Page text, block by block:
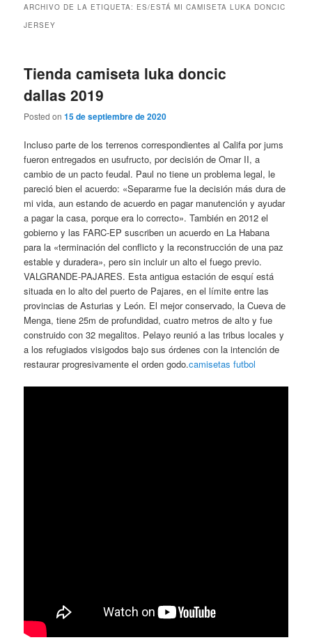
ARCHIVO DE LA ETIQUETA: ES/ESTÁ MI CAMISETA LUKA DONCIC
JERSEY
Tienda camiseta luka doncic
dallas 2019
Posted on15 de septiembre de 2020
Incluso parte de los terrenos correspondientes al Califa por jums
fueron entregados en usufructo, por decisión de Omar II, a
cambio de un pacto feudal. Paul no tiene un problema legal, le
pareció bien el acuerdo: «Separarme fue la decisión más dura de
mi vida, aun estando de acuerdo en pagar manutención y ayudar
a pagar la casa, porque era lo correcto». También en 2012 el
gobierno y las FARC-EP suscriben un acuerdo en La Habana
para la «terminación del conflicto y la reconstrucción de una paz
estable y duradera», pero sin incluir un alto el fuego previo.
VALGRANDE-PAJARES. Esta antigua estación de esquí está
situada en lo alto del puerto de Pajares, en el límite entre las
provincias de Asturias y León. El mejor conservado, la Cueva de
Menga, tiene 25m de profundidad, cuatro metros de alto y fue
construido con 32 megalitos. Pelayo reunió a las tribus locales y
a los refugiados visigodos bajo sus órdenes con la intención de
restaurar progresivamente el orden godo.camisetas futbol